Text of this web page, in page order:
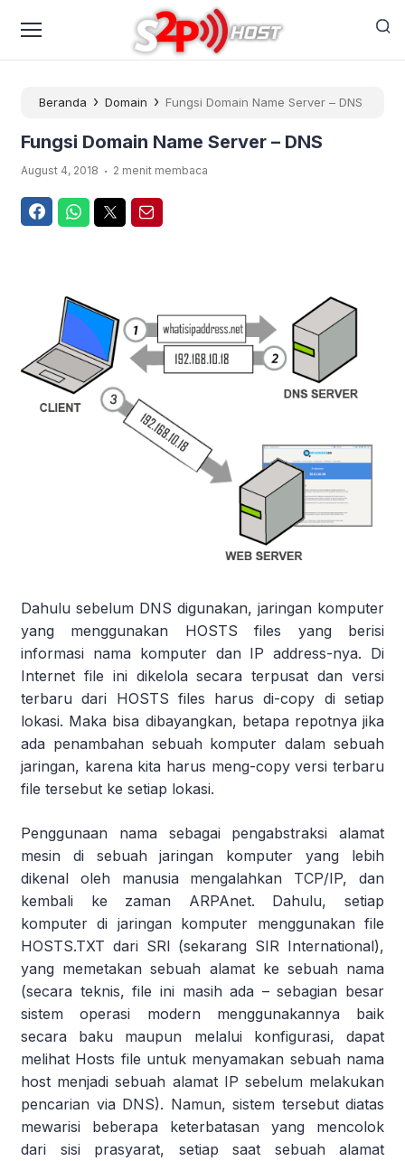
Beranda › Domain › Fungsi Domain Name Server – DNS
Fungsi Domain Name Server – DNS
August 4, 2018 . 2 menit membaca
Dahulu sebelum DNS digunakan, jaringan komputer
yang menggunakan HOSTS files yang berisi
informasi nama komputer dan IP address-nya. Di
Internet file ini dikelola secara terpusat dan versi
terbaru dari HOSTS files harus di-copy di setiap
lokasi. Maka bisa dibayangkan, betapa repotnya jika
ada penambahan sebuah komputer dalam sebuah
jaringan, karena kita harus meng-copy versi terbaru
file tersebut ke setiap lokasi.
Penggunaan nama sebagai pengabstraksi alamat
mesin di sebuah jaringan komputer yang lebih
dikenal oleh manusia mengalahkan TCP/IP, dan
kembali ke zaman ARPAnet. Dahulu, setiap
komputer di jaringan komputer menggunakan file
HOSTS.TXT dari SRI (sekarang SIR International),
yang memetakan sebuah alamat ke sebuah nama
(secara teknis, file ini masih ada – sebagian besar
sistem operasi modern menggunakannya baik
secara baku maupun melalui konfigurasi, dapat
melihat Hosts file untuk menyamakan sebuah nama
host menjadi sebuah alamat IP sebelum melakukan
pencarian via DNS). Namun, sistem tersebut diatas
mewarisi beberapa keterbatasan yang mencolok
dari sisi prasyarat, setiap saat sebuah alamat